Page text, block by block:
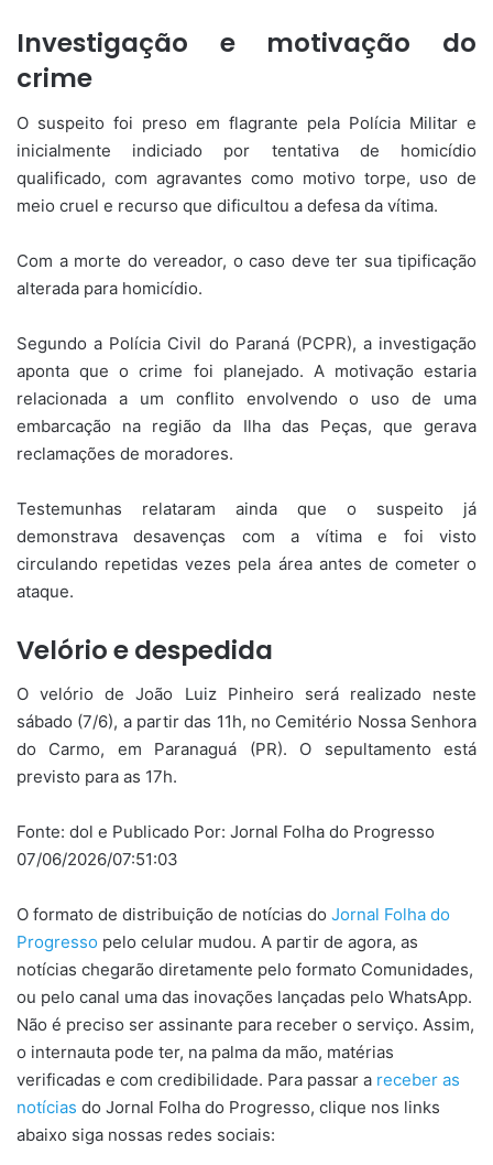
Investigação e motivação do
crime
O suspeito foi preso em flagrante pela Polícia Militar e
inicialmente indiciado por tentativa de homicídio
qualificado, com agravantes como motivo torpe, uso de
meio cruel e recurso que dificultou a defesa da vítima.
Com a morte do vereador, o caso deve ter sua tipificação
alterada para homicídio.
Segundo a Polícia Civil do Paraná (PCPR), a investigação
aponta que o crime foi planejado. A motivação estaria
relacionada a um conflito envolvendo o uso de uma
embarcação na região da Ilha das Peças, que gerava
reclamações de moradores.
Testemunhas relataram ainda que o suspeito já
demonstrava desavenças com a vítima e foi visto
circulando repetidas vezes pela área antes de cometer o
ataque.
Velório e despedida
O velório de João Luiz Pinheiro será realizado neste
sábado (7/6), a partir das 11h, no Cemitério Nossa Senhora
do Carmo, em Paranaguá (PR). O sepultamento está
previsto para as 17h.
Fonte: dol e Publicado Por: Jornal Folha do Progresso
07/06/2026/07:51:03
O formato de distribuição de notícias do Jornal Folha do
Progresso pelo celular mudou. A partir de agora, as
notícias chegarão diretamente pelo formato Comunidades,
ou pelo canal uma das inovações lançadas pelo WhatsApp.
Não é preciso ser assinante para receber o serviço. Assim,
o internauta pode ter, na palma da mão, matérias
verificadas e com credibilidade. Para passar a receber as
notícias do Jornal Folha do Progresso, clique nos links
abaixo siga nossas redes sociais: